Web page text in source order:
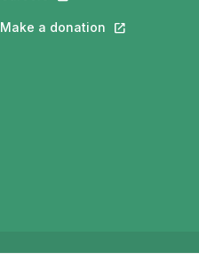
Make a donation This link will